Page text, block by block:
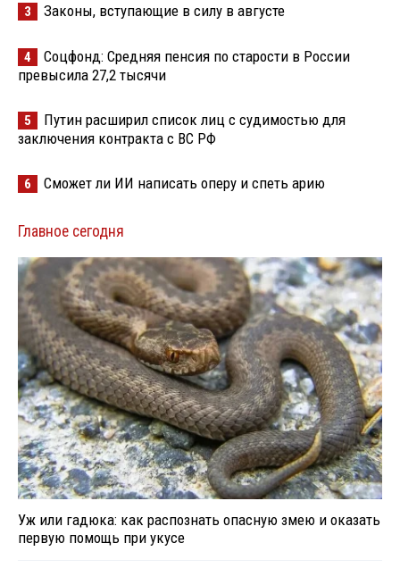
3 Законы, вступающие в силу в августе
4
Соцфонд: Средняя пенсия по старости в России
превысила 27,2 тысячи
5
Путин расширил список лиц с судимостью для
заключения контракта с ВС РФ
6 Сможет ли ИИ написать оперу и спеть арию
Главное сегодня
Уж или гадюка: как распознать опасную змею и оказать
первую помощь при укусе